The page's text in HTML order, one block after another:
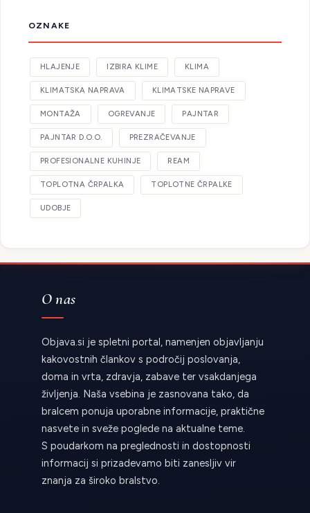
OZNAKE
HLAJENJE IZBIRA KLIME KLIMA
KLIMATSKA NAPRAVA KLIMATSKE NAPRAVE
MONTAŽA OGREVANJE PAJNTAR
PAJNTAR D.O.O. PREZRAČEVANJE
PROFESIONALNE KUHINJE REAM
TOPLOTNA ČRPALKA TOPLOTNE ČRPALKE
UDOBJE
O nas
Objava.si je spletni portal, namenjen objavljanju
kakovostnih člankov s področij poslovanja,
doma in vrta, zdravja, zabave ter vsakdanjega
življenja. Naša vsebina je zasnovana tako, da
bralcem ponuja uporabne informacije, praktične
nasvete in sveže poglede na aktualne teme.
S poudarkom na preglednosti in dostopnosti
informacij si prizadevamo biti zanesljiv vir
znanja za široko bralstvo.